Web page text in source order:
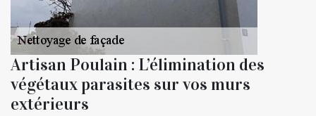
Artisan Poulain : L’élimination des
végétaux parasites sur vos murs
extérieurs